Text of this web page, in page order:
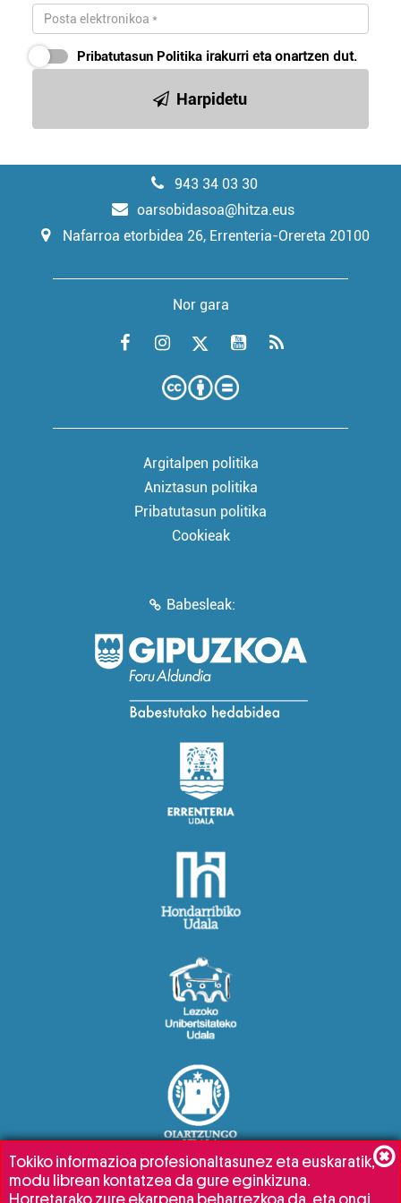
Pribatutasun Politika irakurri eta onartzen dut.
Harpidetu
943 34 03 30
oarsobidasoa@hitza.eus
Nafarroa etorbidea 26, Errenteria-Orereta 20100
Nor gara
Argitalpen politika
Aniztasun politika
Pribatutasun politika
Cookieak
Babesleak:
Tokiko informazioa profesionaltasunez eta euskaratik,
modu librean kontatzea da gure eginkizuna.
Horretarako zure ekarpena beharrezkoa da, eta ongi